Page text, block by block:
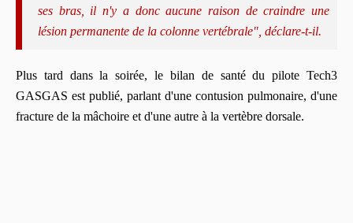
ses bras, il n'y a donc aucune raison de craindre une
lésion permanente de la colonne vertébrale", déclare-t-il.
Plus tard dans la soirée, le bilan de santé du pilote Tech3
GASGAS est publié, parlant d'une contusion pulmonaire, d'une
fracture de la mâchoire et d'une autre à la vertèbre dorsale.